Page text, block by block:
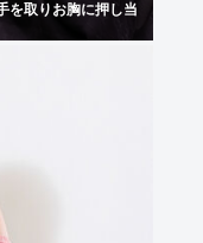
を取りお胸に押し当